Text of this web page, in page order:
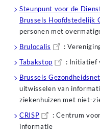
Steunpunt voor de
Brussels Hoofdstedelijk
personen met
Brulocalis
:
Tabakstop
: Initiatief
Brussels
uitwisselen van
ziekenhuizen met niet-
CRISP
: Centrum
informatie